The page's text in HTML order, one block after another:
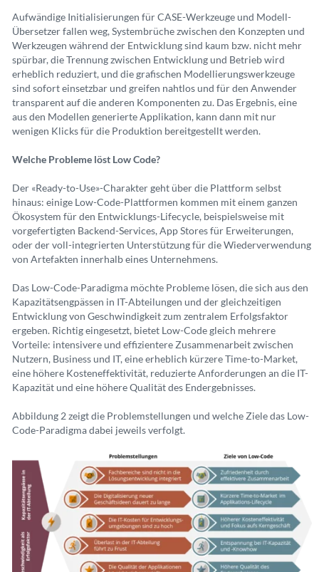
Aufwändige Initialisierungen für CASE-Werkzeuge und Modell-
Übersetzer fallen weg, Systembrüche zwischen den Konzepten und
Werkzeugen während der Entwicklung sind kaum bzw. nicht mehr
spürbar, die Trennung zwischen Entwicklung und Betrieb wird
erheblich reduziert, und die grafischen Modellierungswerkzeuge
sind sofort einsetzbar und greifen nahtlos und für den Anwender
transparent auf die anderen Komponenten zu. Das Ergebnis, eine
aus den Modellen generierte Applikation, kann dann mit nur
wenigen Klicks für die Produktion bereitgestellt werden.
Welche Probleme löst Low Code?
Der «Ready-to-Use»-Charakter geht über die Plattform selbst
hinaus: einige Low-Code-Plattformen kommen mit einem ganzen
Ökosystem für den Entwicklungs-Lifecycle, beispielsweise mit
vorgefertigten Backend-Services, App Stores für Erweiterungen,
oder der voll-integrierten Unterstützung für die Wiederverwendung
von Artefakten innerhalb eines Unternehmens.
Das Low-Code-Paradigma möchte Probleme lösen, die sich aus den
Kapazitätsengpässen in IT-Abteilungen und der gleichzeitigen
Entwicklung von Geschwindigkeit zum zentralem Erfolgsfaktor
ergeben. Richtig eingesetzt, bietet Low-Code gleich mehrere
Vorteile: intensivere und effizientere Zusammenarbeit zwischen
Nutzern, Business und IT, eine erheblich kürzere Time-to-Market,
eine höhere Kosteneffektivität, reduzierte Anforderungen an die IT-
Kapazität und eine höhere Qualität des Endergebnisses.
Abbildung 2 zeigt die Problemstellungen und welche Ziele das Low-
Code-Paradigma dabei jeweils verfolgt.